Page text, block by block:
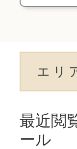
エリ
最近閲
ール